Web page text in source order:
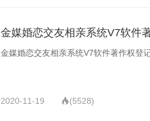
金媒婚恋交友相亲系统V7软件
金媒婚恋交友相亲系统V7软件著作权登
2020-11-19 (5528)